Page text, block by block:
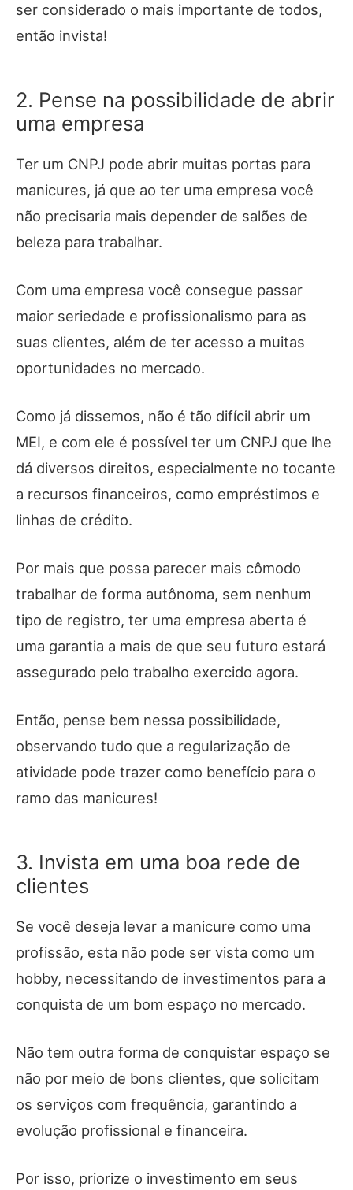
ser considerado o mais importante de todos,
então invista!
2. Pense na possibilidade de abrir
uma empresa
Ter um CNPJ pode abrir muitas portas para
manicures, já que ao ter uma empresa você
não precisaria mais depender de salões de
beleza para trabalhar.
Com uma empresa você consegue passar
maior seriedade e profissionalismo para as
suas clientes, além de ter acesso a muitas
oportunidades no mercado.
Como já dissemos, não é tão difícil abrir um
MEI, e com ele é possível ter um CNPJ que lhe
dá diversos direitos, especialmente no tocante
a recursos financeiros, como empréstimos e
linhas de crédito.
Por mais que possa parecer mais cômodo
trabalhar de forma autônoma, sem nenhum
tipo de registro, ter uma empresa aberta é
uma garantia a mais de que seu futuro estará
assegurado pelo trabalho exercido agora.
Então, pense bem nessa possibilidade,
observando tudo que a regularização de
atividade pode trazer como benefício para o
ramo das manicures!
3. Invista em uma boa rede de
clientes
Se você deseja levar a manicure como uma
profissão, esta não pode ser vista como um
hobby, necessitando de investimentos para a
conquista de um bom espaço no mercado.
Não tem outra forma de conquistar espaço se
não por meio de bons clientes, que solicitam
os serviços com frequência, garantindo a
evolução profissional e financeira.
Por isso, priorize o investimento em seus